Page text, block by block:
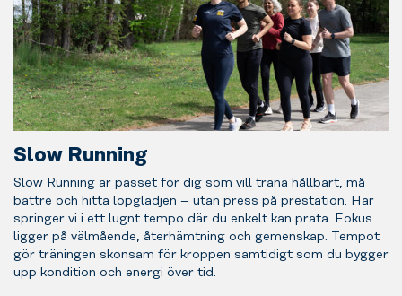
Slow Running
Slow Running är passet för dig som vill träna hållbart, må
bättre och hitta löpglädjen – utan press på prestation. Här
springer vi i ett lugnt tempo där du enkelt kan prata. Fokus
ligger på välmående, återhämtning och gemenskap. Tempot
gör träningen skonsam för kroppen samtidigt som du bygger
upp kondition och energi över tid.